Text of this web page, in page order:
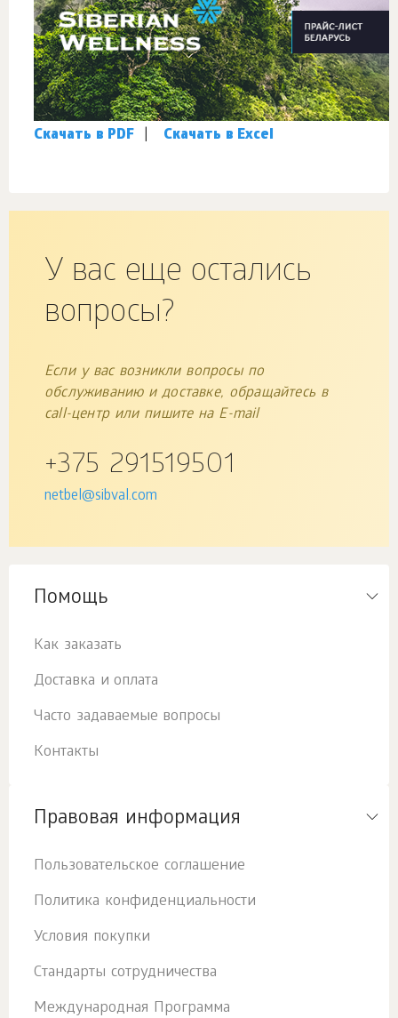
Скачать в PDF Скачать в Excel
У вас еще остались
вопросы?
Если у вас возникли вопросы по
обслуживанию и доставке, обращайтесь в
call-центр или пишите на E-mail
+375 291519501
netbel@sibval.com
Помощь
Как заказать
Доставка и оплата
Часто задаваемые вопросы
Контакты
Правовая информация
Пользовательское соглашение
Политика конфиденциальности
Условия покупки
Стандарты сотрудничества
Международная Программа